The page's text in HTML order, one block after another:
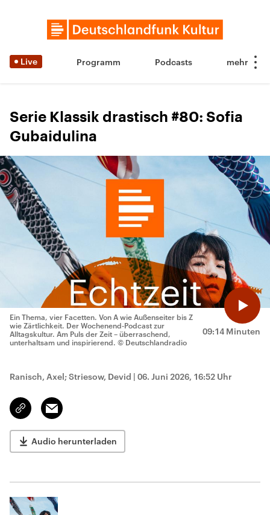
Live Programm Podcasts
Serie Klassik drastisch #80: Sofia
Gubaidulina
09:14 Minuten
Ein Thema, vier Facetten. Von A wie Außenseiter bis Z
wie Zärtlichkeit. Der Wochenend-Podcast zur
Alltagskultur. Am Puls der Zeit – überraschend,
unterhaltsam und inspirierend. © Deutschlandradio
Ranisch, Axel; Striesow, Devid | 06. Juni 2026, 16:52 Uhr
Link
kopieren/teilen
Email
Audio herunterladen